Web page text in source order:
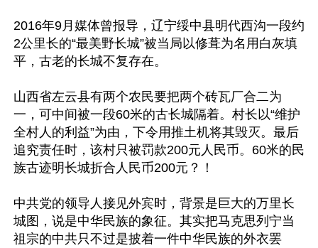
2016年9月媒体曾报导，辽宁绥中县明代西沟一段约
2公里长的“最美野长城”被当局以修葺为名用白灰填
平，古老的长城不复存在。
山西省左云县有两个农民要把两个砖瓦厂合二为
一，可中间被一段60米的古长城隔着。村长以“维护
全村人的利益”为由，下令用推土机将其毁灭。最后
追究责任时，该村只被罚款200元人民币。60米的民
族古迹明长城折合人民币200元？！
中共党的领导人接见外宾时，背景是巨大的万里长
城图，说是中华民族的象征。其实把马克思列宁当
祖宗的中共只不过是披着一件中华民族的外衣罢